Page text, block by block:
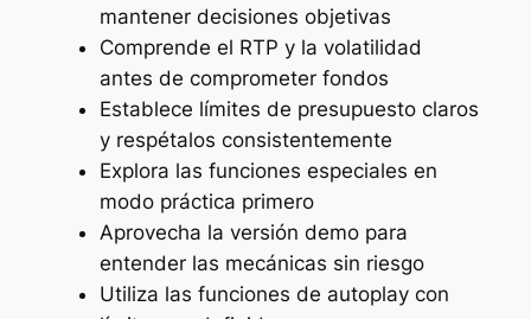
mantener decisiones objetivas
Comprende el RTP y la volatilidad
antes de comprometer fondos
Establece límites de presupuesto claros
y respétalos consistentemente
Explora las funciones especiales en
modo práctica primero
Aprovecha la versión demo para
entender las mecánicas sin riesgo
Utiliza las funciones de autoplay con